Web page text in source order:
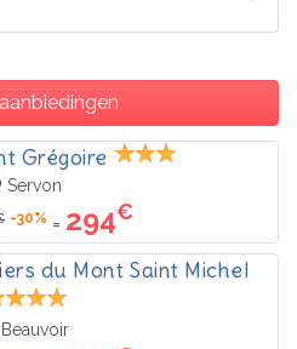
Grégoire
Servon
-30% = 294€
du Mont Saint Michel
Beauvoir